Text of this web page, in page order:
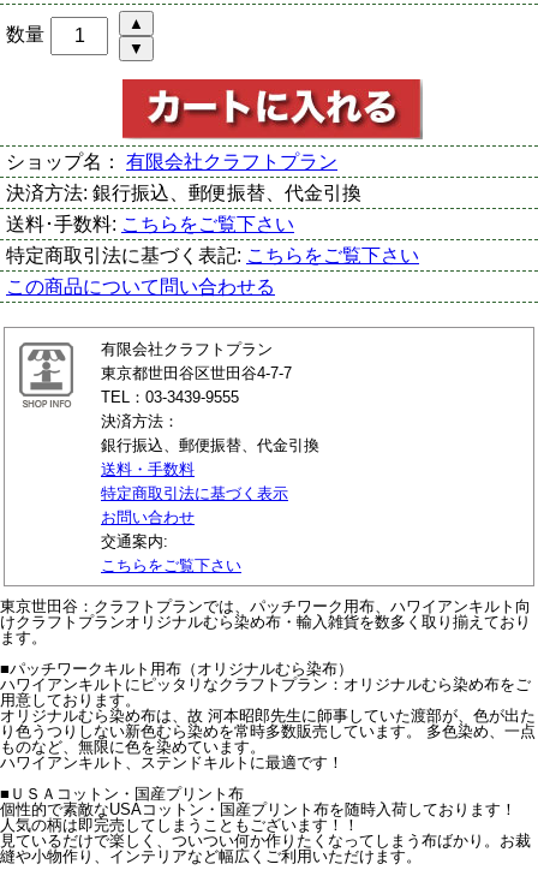
数量
ショップ名： 有限会社クラフトプラン
決済方法: 銀行振込、郵便振替、代金引換
送料･手数料: こちらをご覧下さい
特定商取引法に基づく表記: こちらをご覧下さい
この商品について問い合わせる
有限会社クラフトプラン
東京都世田谷区世田谷4-7-7
TEL：03-3439-9555
決済方法：
銀行振込、郵便振替、代金引換
送料・手数料
特定商取引法に基づく表示
お問い合わせ
交通案内:
こちらをご覧下さい
東京世田谷：クラフトプランでは、パッチワーク用布、ハワイアンキルト向
けクラフトプランオリジナルむら染め布・輸入雑貨を数多く取り揃えており
ます。
■パッチワークキルト用布（オリジナルむら染布）
ハワイアンキルトにピッタリなクラフトプラン：オリジナルむら染め布をご
用意しております。
オリジナルむら染め布は、故 河本昭郎先生に師事していた渡部が、色が出た
り色うつりしない新色むら染めを常時多数販売しています。 多色染め、一点
ものなど、無限に色を染めています。
ハワイアンキルト、ステンドキルトに最適です！
■ＵＳＡコットン・国産プリント布
個性的で素敵なUSAコットン・国産プリント布を随時入荷しております！
人気の柄は即完売してしまうこともございます！！
見ているだけで楽しく、ついつい何か作りたくなってしまう布ばかり。お裁
縫や小物作り、インテリアなど幅広くご利用いただけます。